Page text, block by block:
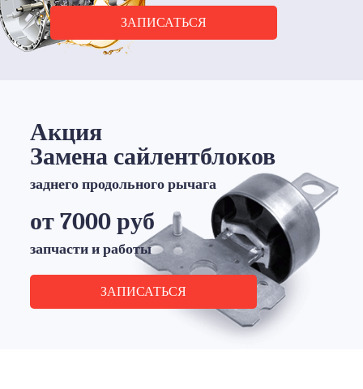
ЗАПИСАТЬСЯ
Акция
Замена сайлентблоков
заднего продольного рычага
от 7000 руб
запчасти и работы
ЗАПИСАТЬСЯ